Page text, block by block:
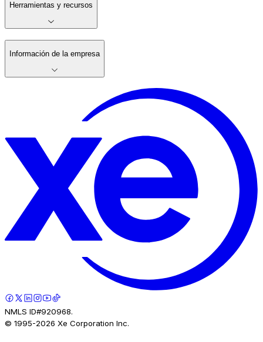
Herramientas y recursos
Información de la empresa
NMLS ID#920968.
© 1995-2026 Xe Corporation Inc.